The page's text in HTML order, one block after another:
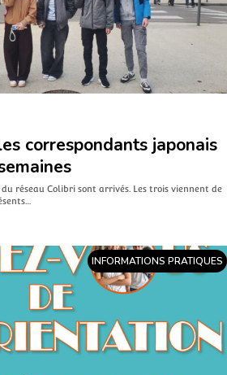
correspondants japonais
réseau Colibri sont arrivés. Les trois viennent de
INFORMATIONS PRATIQUES